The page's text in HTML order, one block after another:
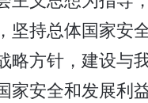
坚持总体国家安
略方针，建设与
家安全和发展利